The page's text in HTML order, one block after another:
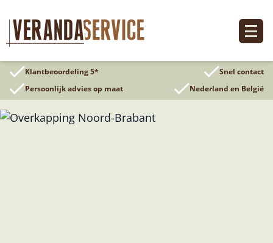
naar
de
Klantbeoordeling 5*
Snel contact
Persoonlijk advies op maat
Nederland en België